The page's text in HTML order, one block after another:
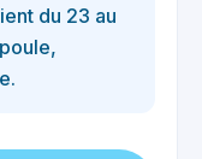
du 23 au